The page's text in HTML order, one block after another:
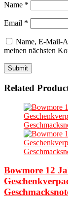
Name *
Email *
Name, E-Mail-
meinen nächsten
Related
Bowmore 12